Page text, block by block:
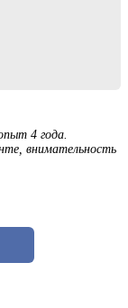
4 года.
внимательность